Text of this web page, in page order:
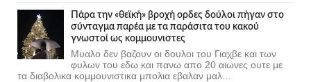
Πάρα την «θεϊκή» βροχή ορδες δούλοι πήγαν στο
σύνταγμα παρέα με τα παράσιτα του κακού
γνωστοί ως κομμουνιστες
Μυαλο δεν βαζουν οι δουλοι του Γιαχβε και των
φυλων του εδω και πανω απο 20 αιωνες ουτε με
τα διαβολικα κομμουνιστικα μπολια εβαλαν μαλ...